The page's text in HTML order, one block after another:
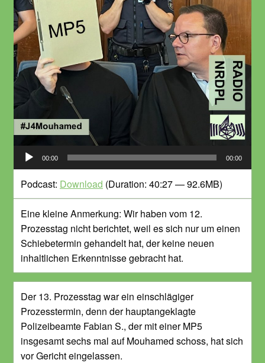
Audio-
Player
00:00 00:00
Podcast: Download (Duration: 40:27 — 92.6MB)
Eine kleine Anmerkung: Wir haben vom 12.
Prozesstag nicht berichtet, weil es sich nur um einen
Schiebetermin gehandelt hat, der keine neuen
inhaltlichen Erkenntnisse gebracht hat.
Der 13. Prozesstag war ein einschlägiger
Prozesstermin, denn der hauptangeklagte
Polizeibeamte Fabian S., der mit einer MP5
insgesamt sechs mal auf Mouhamed schoss, hat sich
vor Gericht eingelassen.